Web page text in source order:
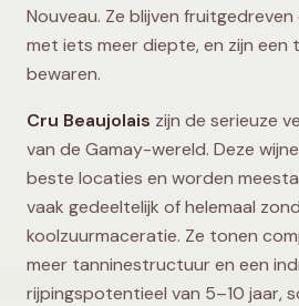
Nouveau. Ze blijven
met iets meer diepte, en zijn
bewaren.
Cru Beaujolais zijn de serieuze
van de Gamay-wereld. Deze
beste locaties en worden
vaak gedeeltelijk of helemaal
koolzuurmaceratie. Ze tonen
meer tanninestructuur en een
rijpingspotentieel van 5–10 jaar,